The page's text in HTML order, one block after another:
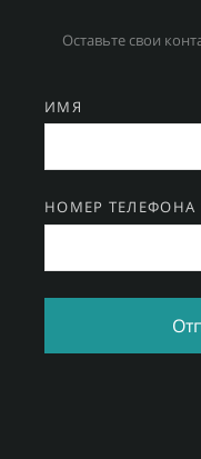
Оставьте свои
ИМЯ
НОМЕР ТЕЛЕФОНА